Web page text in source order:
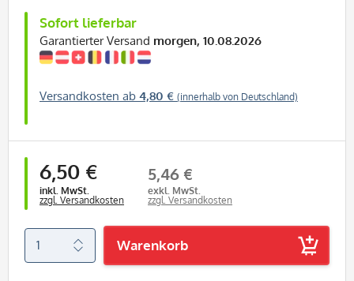
Sofort lieferbar
Garantierter Versand morgen, 10.08.2026
Versandkosten ab 4,80 € (innerhalb von Deutschland)
6,50 €
inkl. MwSt.
zzgl. Versandkosten
5,46 €
exkl. MwSt.
zzgl. Versandkosten
Warenkorb